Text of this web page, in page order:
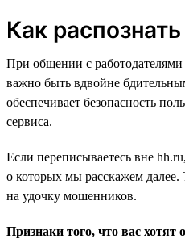
Как
При общении с
важно быть вдвойне
обеспечивает безопасность
сервиса.
Если переписываетесь вне
о которых мы расскажем далее.
на удочку мошенников.
Признаки того, что вас хотят